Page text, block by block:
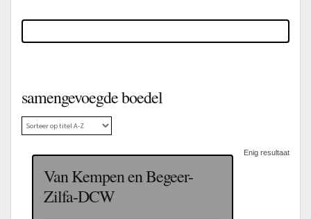
samengevoegde boedel
Enig resultaat
Van Kempen en Begeer-
Zilfa-DCW